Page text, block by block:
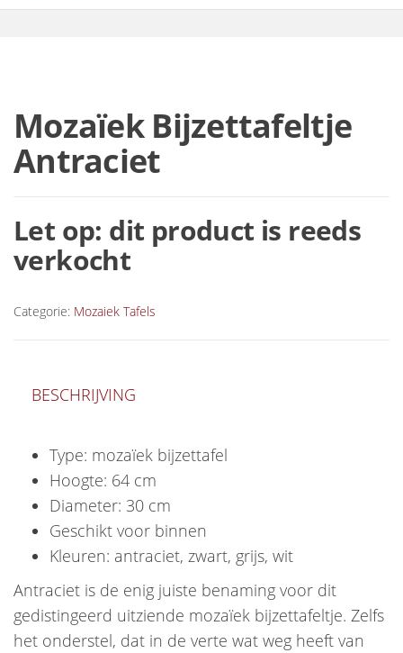
Mozaïek Bijzettafeltje
Antraciet
Let op: dit product is reeds
verkocht
Categorie: Mozaiek Tafels
BESCHRIJVING
Type: mozaïek bijzettafel
Hoogte: 64 cm
Diameter: 30 cm
Geschikt voor binnen
Kleuren: antraciet, zwart, grijs, wit
Antraciet is de enig juiste benaming voor dit
gedistingeerd uitziende mozaïek bijzettafeltje. Zelfs
het onderstel, dat in de verte wat weg heeft van